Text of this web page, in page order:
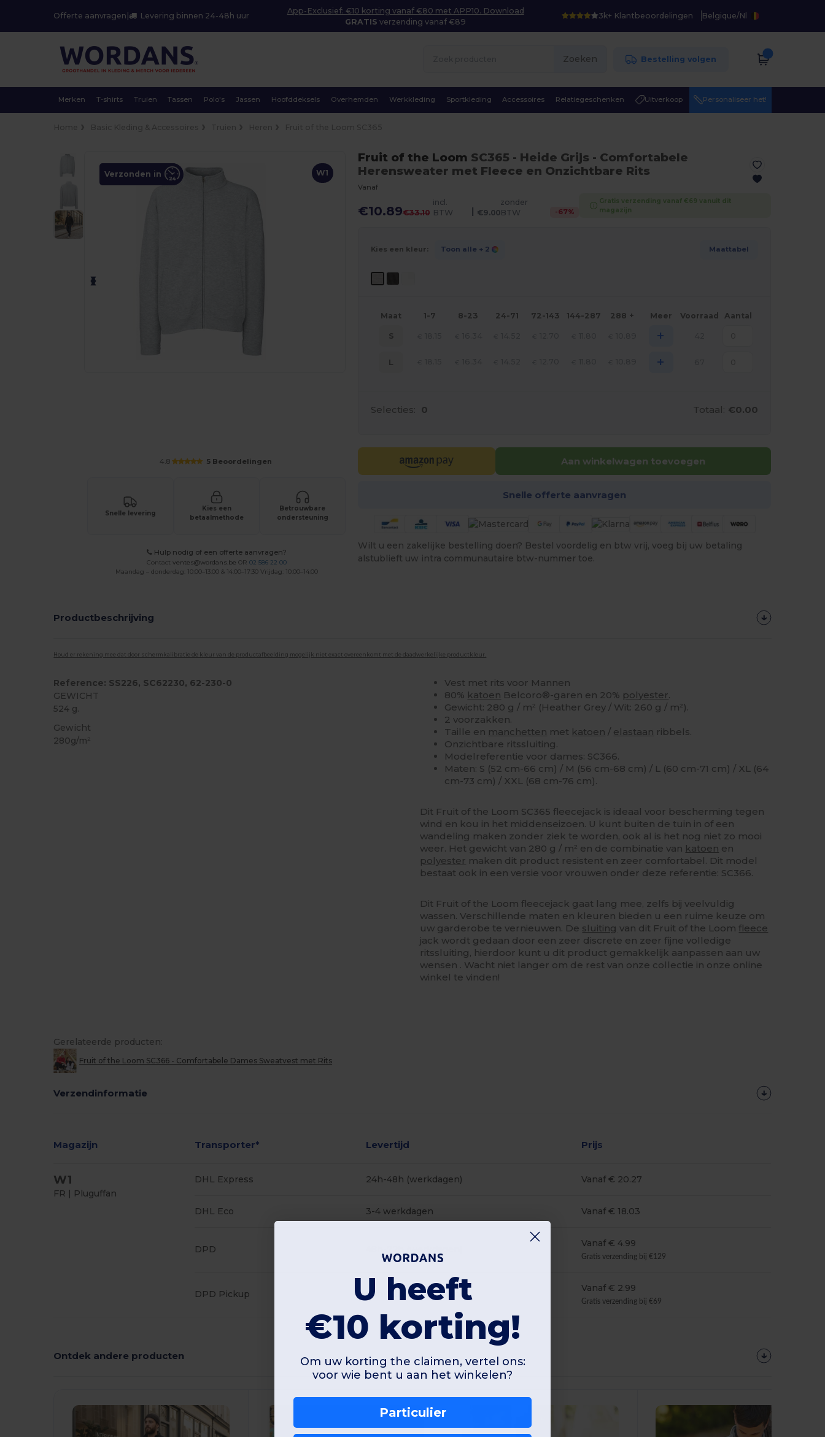
Offerte aanvragen Levering binnen 24-48h uur
App-Exclusief: €10 korting vanaf €80 met APP10. Download
GRATIS verzending vanaf €89
3k+ Klantbeoordelingen Belgique/Nl
Zoeken Bestelling volgen
Merken T-shirts Truien Tassen Polo's Jassen Hoofddeksels Overhemden Werkkleding Sportkleding Accessoires Relatiegeschenken Uitverkoop Personaliseer het!
W1
Verzonden in
4.8 5 Beoordelingen
Snelle levering
Kies een
betaalmethode
Betrouwbare
ondersteuning
Hulp nodig of een offerte aanvragen?
Contact ventes@wordans.be OR 02 586 22 00
Maandag – donderdag: 10:00–13:00 & 14:00–17:30 Vrijdag: 10:00–14:00
Fruit of the Loom SC365 - Heide Grijs - Comfortabele
Herensweater met Fleece en Onzichtbare Rits
Vanaf
€10.89€33.10
incl.
BTW
| €9.00
zonder
BTW
-67%
Gratis verzending vanaf €69 vanuit dit
magazijn
Kies een kleur: Toon alle + 2 Maattabel
Maat 1-7 8-23 24-71 72-143 144-287 288 + Meer Voorraad Aantal
S +
L +
Selecties: 0 Totaal: €0.00
Aan winkelwagen toevoegen
Snelle offerte aanvragen
Wilt u een zakelijke bestelling doen? Bestel voordelig en btw vrij, voeg bij uw betaling
alstublieft uw intra communautaire btw-nummer toe.
Productbeschrijving
Houd er rekening mee dat door schermkalibratie de kleur van de productafbeelding mogelijk niet exact overeenkomt met de daadwerkelijke productkleur.
Reference: SS226, SC62230, 62-230-0
GEWICHT
524 g.
Gewicht
280g/m²
Vest met rits voor Mannen
80% katoen Belcoro®-garen en 20% polyester.
Gewicht: 280 g / m² (Heather Grey / Wit: 260 g / m²).
2 voorzakken.
Taille en manchetten met katoen / elastaan ​​ribbels.
Onzichtbare ritssluiting.
Modelreferentie voor dames: SC366.
Maten: S (52 cm-66 cm) / M (56 cm-68 cm) / L (60 cm-71 cm) / XL (64
cm-73 cm) / XXL (68 cm-76 cm).
Dit Fruit of the Loom SC365 fleecejack is ideaal voor bescherming tegen
wind en kou in het middenseizoen. U kunt buiten de tuin in of een
wandeling maken zonder ziek te worden, ook al is het nog niet zo mooi
weer. Het gewicht van 280 g / m² en de combinatie van katoen en
polyester maken dit product resistent en zeer comfortabel. Dit model
bestaat ook in een versie voor vrouwen onder deze referentie: SC366.
Dit Fruit of the Loom fleecejack gaat lang mee, zelfs bij veelvuldig
wassen. Verschillende maten en kleuren bieden u een ruime keuze om
uw garderobe te vernieuwen. De sluiting van dit Fruit of the Loom fleece
jack wordt gedaan door een zeer discrete en zeer fijne volledige
ritssluiting, hierdoor kunt u dit product gemakkelijk aanpassen aan uw
wensen . Wacht niet langer om de rest van onze collectie in onze online
winkel te vinden!
Gerelateerde producten:
Fruit of the Loom SC366 - Comfortabele Dames Sweatvest met Rits
Verzendinformatie
Magazijn Transporter* Levertijd Prijs
W1
FR | Pluguffan
DHL Express 24h-48h (werkdagen) Vanaf € 20.27
DHL Eco 3-4 werkdagen Vanaf € 18.03
DPD
Vanaf € 4.99
Gratis verzending bij €129
DPD Pickup 48h-72h (werkdagen)
Vanaf € 2.99
Gratis verzending bij €69
Ontdek andere producten
Personaliseer
Personaliseer
Het!
U heeft
€10 korting!
Om uw korting the claimen, vertel ons:
voor wie bent u aan het winkelen?
Particulier